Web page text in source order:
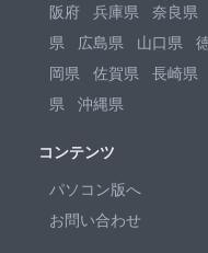
阪府
兵庫県 奈良県
県
広島県 山口県
岡県
佐賀県 長崎県
県
沖縄県
コンテンツ
パソコン版へ
お問い合わせ